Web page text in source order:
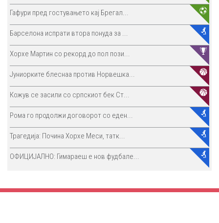
Гафури пред гостувањето кај Брегал...
Барселона испрати втора понуда за ...
Хорхе Мартин со рекорд до пол пози...
Јуниорките блеснаа против Норвешка...
Кожув се засили со српскиот бек Ст...
Рома го продолжи договорот со еден...
Трагедија: Почина Хорхе Меси, татк...
ОФИЦИЈАЛНО: Гимараеш е нов фудбале...